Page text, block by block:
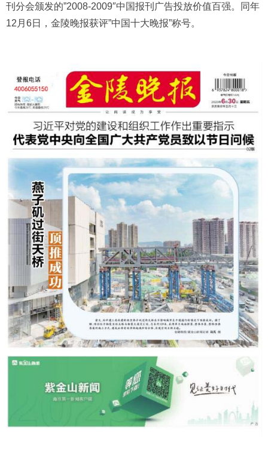
刊分会颁发的”2008-2009″中国报刊广告投放价值百强。同年
12月6日，金陵晚报获评”中国十大晚报”称号。